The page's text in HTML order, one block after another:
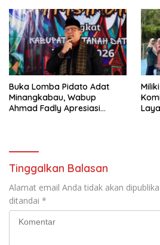
Fakta Integritas Berdasarkan
Visi dan Misi
Buka Lomba Pidato Adat
Minangkabau, Wabup
Ahmad Fadly Apresiasi
Tinggalkan Balasan
Alamat email Anda tidak akan
ditandai *